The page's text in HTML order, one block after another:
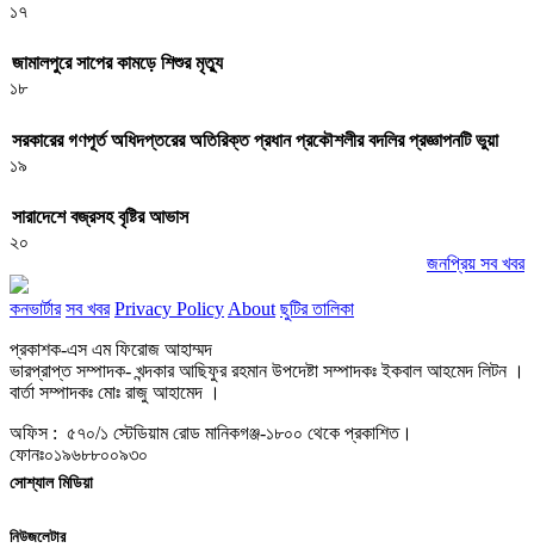
১৭
জামালপুরে সাপের কামড়ে শিশুর মৃত্যু
১৮
সরকারের গণপূর্ত অধিদপ্তরের অতিরিক্ত প্রধান প্রকৌশলীর বদলির প্রজ্ঞাপনটি ভুয়া
১৯
সারাদেশে বজ্রসহ বৃষ্টির আভাস
২০
জনপ্রিয় সব খবর
কনভার্টার সব খবর Privacy Policy About ছুটির তালিকা
প্রকাশক-এস এম ফিরোজ আহাম্মদ
ভারপ্রাপ্ত সম্পাদক- খন্দকার আছিফুর রহমান উপদেষ্টা সম্পাদকঃ ইকবাল আহমেদ লিটন ।
বার্তা সম্পাদকঃ মোঃ রাজু আহামেদ ।
অফিস : ৫৭০/১ স্টেডিয়াম রোড মানিকগঞ্জ-১৮০০ থেকে প্রকাশিত।
ফোনঃ০১৯৬৮৮০০৯৩০
সোশ্যাল মিডিয়া
নিউজলেটার